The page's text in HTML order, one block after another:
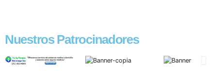
Nuestros Patrocinadores